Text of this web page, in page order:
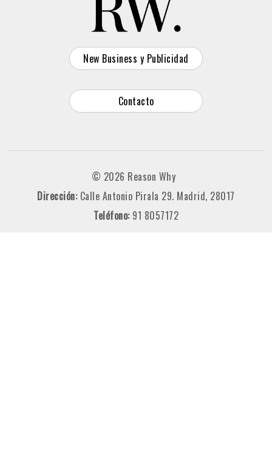
New Business y Publicidad
Contacto
© 2026 Reason Why
Dirección: Calle Antonio Pirala 29. Madrid, 28017
Teléfono: 91 8057172